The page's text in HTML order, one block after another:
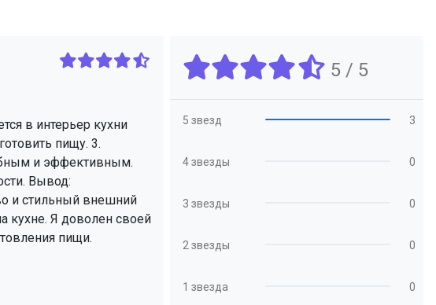
в интерьер кухни
пищу. 3.
и эффективным.
Вывод:
и стильный внешний
кухне. Я доволен своей
пищи.
5 / 5
5 звезд 3
4 звезды 0
3 звезды 0
2 звезды 0
1 звезда 0